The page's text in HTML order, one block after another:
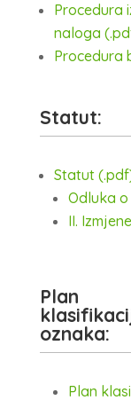
Procedura
naloga
Procedura
Statut:
Statut
Odluka
II.
Plan
oznaka:
Plan